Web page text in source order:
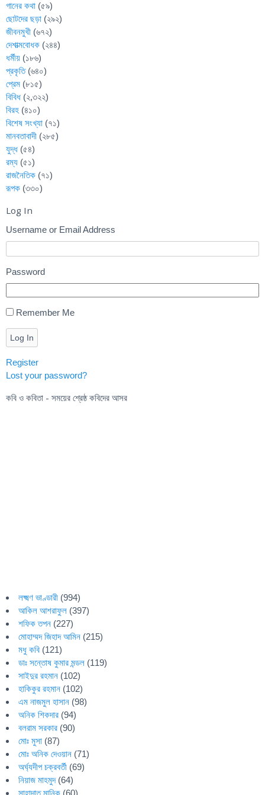
গানের কথা (৫৯)
ছোটদের ছড়া (২৯২)
জীবনমুখী (৬৭২)
দেশাত্মবোধক (২৪৪)
ধর্মীয় (১৮৬)
প্রকৃতি(৬৪০)
প্রেম (৮১৫)
বিবিধ (২,৩২২)
বিরহ (৪১০)
বিশেষ সংখ্যা (৭১)
মানবতাবাদী (২৮৫)
যুদ্ধ (৫৪)
রম্য (৫১)
রাজনৈতিক (৭১)
রূপক (৩৩০)
Log In
Username or Email Address
Password
Remember Me
Log In
Register
Lost your password?
কবি ও কবিতা - সময়ের শ্রেষ্ঠ কবিদের আসর
লক্ষ্মণ ভাণ্ডারী (994)
আকিল আশরাফুল (397)
শফিক তপন (227)
মোহাম্মদ জিহাদ আমিন (215)
মধু কবি (121)
ডাঃ সন্তোষ কুমার মন্ডল (119)
সাইদুর রহমান (102)
হাকিকুর রহমান (102)
এম নাজমুল হাসান (98)
অনিক শিকদার (94)
বলরাম সরকার (90)
মোঃ মুসা (87)
মোঃ অনিক দেওয়ান (71)
অর্ঘ্যদীপ চক্রবর্তী (69)
নিয়াজ মাহমুদ(64)